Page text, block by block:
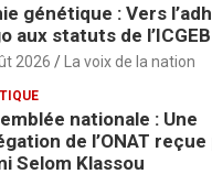
génétique : Vers
aux statuts de l’ICGEB
2026 La voix de la nation
nationale : Une
de l’ONAT reçue
Selom Klassou